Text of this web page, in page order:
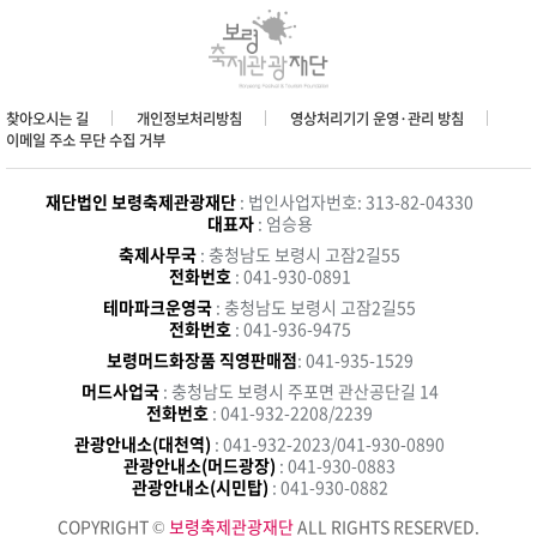
찾아오시는 길 개인정보처리방침
영상처리기기 운영·관리 방침
이메일 주소 무단 수집 거부
재단법인 보령축제관광재단 : 법인사업자번호: 313-82-04330
대표자: 엄승용
축제사무국 : 충청남도 보령시 고잠2길55
전화번호 : 041-930-0891
테마파크운영국 : 충청남도 보령시 고잠2길55
전화번호 : 041-936-9475
보령머드화장품 직영판매점: 041-935-1529
머드사업국 : 충청남도 보령시 주포면 관산공단길 14
전화번호 : 041-932-2208/2239
관광안내소(대천역) : 041-932-2023/041-930-0890
관광안내소(머드광장) : 041-930-0883
관광안내소(시민탑) : 041-930-0882
COPYRIGHT © 보령축제관광재단ALL RIGHTS RESERVED.